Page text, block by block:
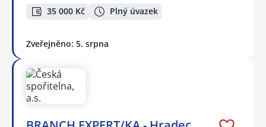
35 000 Kč Plný úvazek
Zveřejněno: 5. srpna